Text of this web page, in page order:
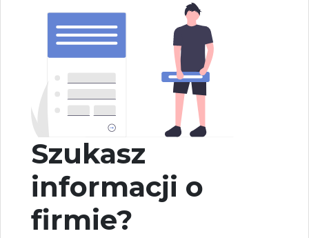
Szukasz
informacji o
firmie?